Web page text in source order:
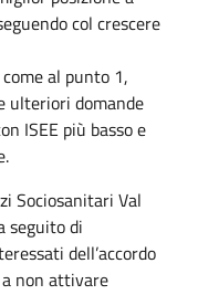
col crescere
al punto 1,
ulteriori domande
ISEE più basso e
Sociosanitari Val
seguito di
dell’accordo
non attivare